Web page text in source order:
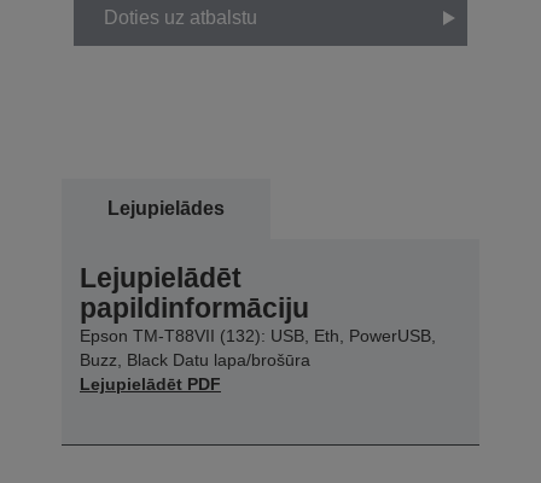
Doties uz atbalstu
Lejupielādes
Lejupielādēt
papildinformāciju
Epson TM-T88VII (132): USB, Eth, PowerUSB,
Buzz, Black Datu lapa/brošūra
Lejupielādēt PDF